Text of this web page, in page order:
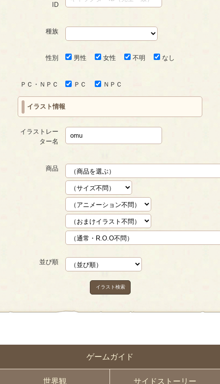
ゲームガイド
世界観 サイドストーリー
ID
種族
性別 男性 女性 不明 なし
ＰＣ・ＮＰＣ ＰＣ ＮＰＣ
イラスト情報
イラストレー
ター名
商品
並び順
イラスト検索